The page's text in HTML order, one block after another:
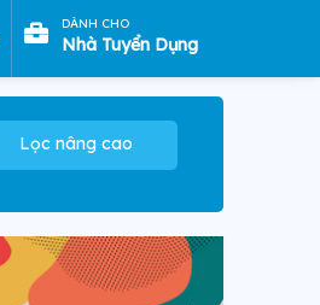
DÀNH CHO
Nhà Tuyển Dụng
Lọc nâng cao